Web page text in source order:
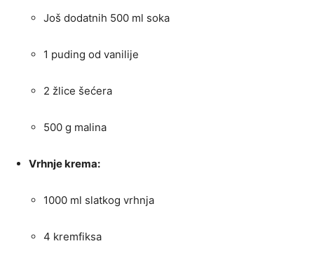
Još dodatnih 500 ml soka
1 puding od vanilije
2 žlice šećera
500 g malina
Vrhnje krema:
1000 ml slatkog vrhnja
4 kremfiksa